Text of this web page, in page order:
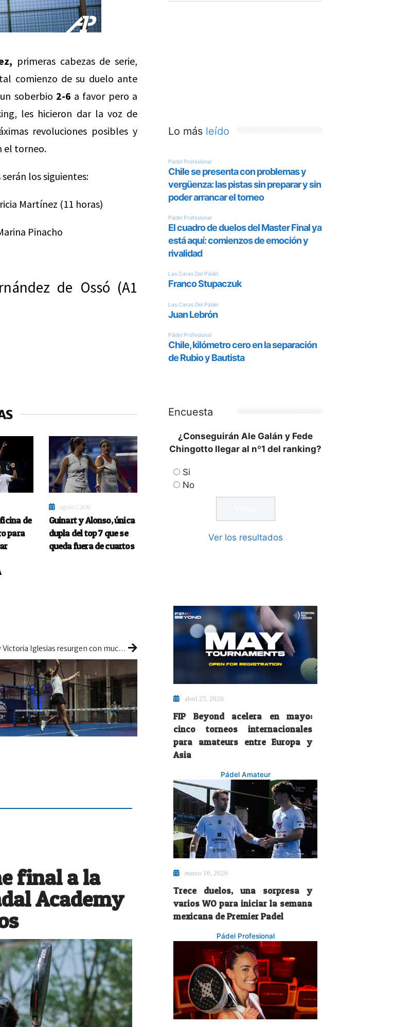
primeras cabezas de serie,
comienzo de su duelo ante
soberbio 2-6 a favor pero a
les hicieron dar la voz de
revoluciones posibles y
el torneo.
los siguientes:
Martínez (11 horas)
Pinacho
de Ossó (A1
de
para
agosto 7, 2026
Guinart y Alonso, única
dupla del top 7 que se
queda fuera de cuartos
Patty Llaguno y Victoria Iglesias resurgen con mucha mordiente para colarse con las top del ranking
final a la
Academy
Lo más leído
Encuesta
¿Conseguirán Ale Galán y Fede
Chingotto llegar al nº1 del ranking?
Si
No
Ver los resultados
abril 25, 2026
FIP Beyond acelera en mayo:
cinco torneos internacionales
para amateurs entre Europa y
Asia
Pádel Amateur
marzo 16, 2026
Trece duelos, una sorpresa y
varios WO para iniciar la semana
mexicana de Premier Padel
Pádel Profesional